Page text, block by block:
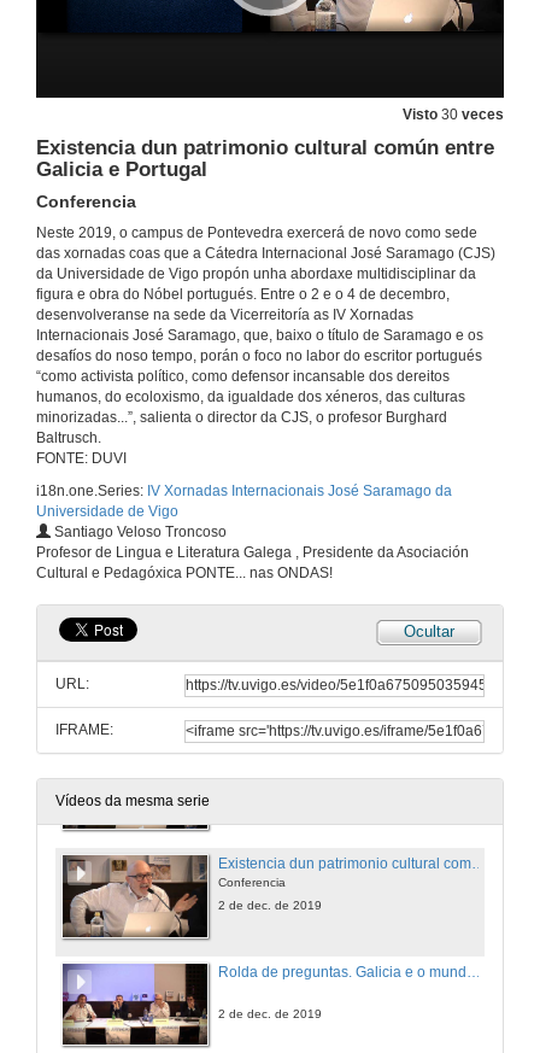
Visto 30 veces
Existencia dun patrimonio cultural común entre
Galicia e Portugal
Conferencia
Neste 2019, o campus de Pontevedra exercerá de novo como sede
das xornadas coas que a Cátedra Internacional José Saramago (CJS)
da Universidade de Vigo propón unha abordaxe multidisciplinar da
figura e obra do Nóbel portugués. Entre o 2 e o 4 de decembro,
desenvolveranse na sede da Vicerreitoría as IV Xornadas
Internacionais José Saramago, que, baixo o título de Saramago e os
desafíos do noso tempo, porán o foco no labor do escritor portugués
“como activista político, como defensor incansable dos dereitos
humanos, do ecoloxismo, da igualdade dos xéneros, das culturas
minorizadas...”, salienta o director da CJS, o profesor Burghard
Baltrusch.
FONTE: DUVI
i18n.one.Series: IV Xornadas Internacionais José Saramago da
Universidade de Vigo
Santiago Veloso Troncoso
Profesor de Lingua e Literatura Galega , Presidente da Asociación
Cultural e Pedagóxica PONTE... nas ONDAS!
Ocultar
URL:
IFRAME:
Vídeos da mesma serie
A obra literaria de José Saramago e a súa intervención pública
2 de dec. de 2019
Conferencia
2 de dec. de 2019
A Cátedra José Saramago da UAB
Conferencia
2 de dec. de 2019
Conferencia
2 de dec. de 2019
Uma História para o S.XXI
Existencia dun patrimonio cultural común entre Galicia e Portugal
Conferencia
2 de dec. de 2019
2 de dec. de 2019